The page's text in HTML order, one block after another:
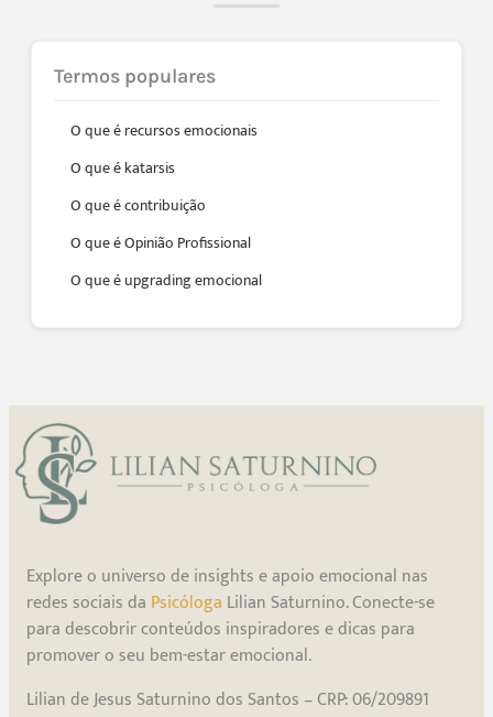
Termos populares
O que é recursos emocionais
O que é katarsis
O que é contribuição
O que é Opinião Profissional
O que é upgrading emocional
Explore o universo de insights e apoio emocional nas
redes sociais da Psicóloga Lilian Saturnino. Conecte-se
para descobrir conteúdos inspiradores e dicas para
promover o seu bem-estar emocional.
Lilian de Jesus Saturnino dos Santos – CRP: 06/209891